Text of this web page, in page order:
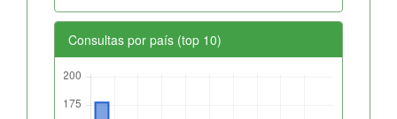
Consultas por país (top 10)